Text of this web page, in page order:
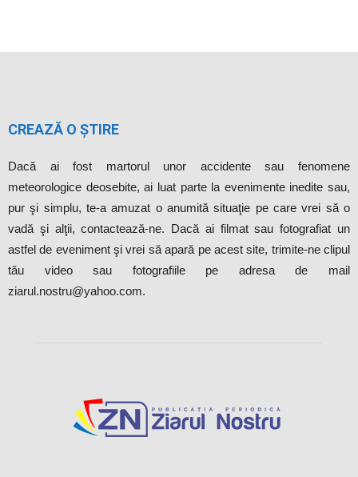
CREAZĂ O ȘTIRE
Dacă ai fost martorul unor accidente sau fenomene
meteorologice deosebite, ai luat parte la evenimente inedite sau,
pur şi simplu, te-a amuzat o anumită situaţie pe care vrei să o
vadă şi alţii, contactează-ne. Dacă ai filmat sau fotografiat un
astfel de eveniment şi vrei să apară pe acest site, trimite-ne clipul
tău video sau fotografiile pe adresa de mail
ziarul.nostru@yahoo.com.